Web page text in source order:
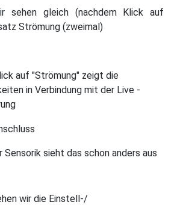
sehen gleich (nachdem Klick auf
Strömung (zweimal)
auf "Strömung" zeigt die
in Verbindung mit der Live -
Sensorik sieht das schon anders aus
wir die Einstell-/